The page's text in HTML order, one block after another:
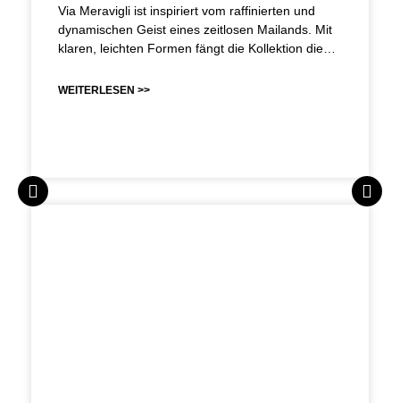
Via Meravigli ist inspiriert vom raffinierten und
dynamischen Geist eines zeitlosen Mailands. Mit
klaren, leichten Formen fängt die Kollektion die…
WEITERLESEN >>